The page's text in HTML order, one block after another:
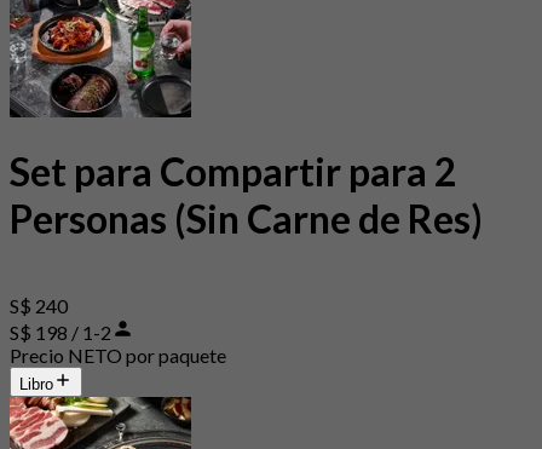
Set para Compartir para 2
Personas (Sin Carne de Res)
S$ 240
S$ 198 / 1-2
Precio NETO por paquete
Libro